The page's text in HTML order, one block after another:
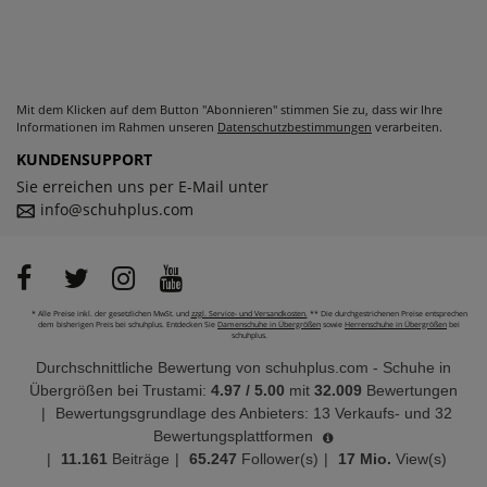
Mit dem Klicken auf dem Button "Abonnieren" stimmen Sie zu, dass wir Ihre
Informationen im Rahmen unseren Datenschutzbestimmungen verarbeiten.
KUNDENSUPPORT
Sie erreichen uns per E-Mail unter
info@schuhplus.com
* Alle Preise inkl. der gesetzlichen MwSt. und zzgl. Service- und Versandkosten.** Die durchgestrichenen Preise entsprechen
dem bisherigen Preis bei schuhplus. Entdecken Sie Damenschuhe in Übergrößen sowie Herrenschuhe in Übergrößen bei
schuhplus.
Durchschnittliche Bewertung von schuhplus.com - Schuhe in
Übergrößen bei Trustami: 4.97 / 5.00 mit 32.009 Bewertungen
|
Bewertungsgrundlage des Anbieters: 13 Verkaufs- und 32
Bewertungsplattformen
|
11.161 Beiträge | 65.247 Follower(s) | 17 Mio. View(s)